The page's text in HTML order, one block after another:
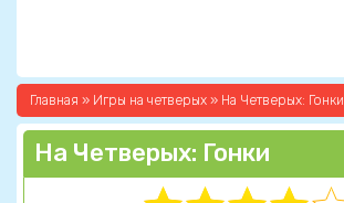
Главная » Игры на четверых » На Четверых: Гонки
На Четверых: Гонки